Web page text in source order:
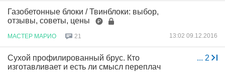
Газобетонные блоки / Твинблоки: выбор,
отзывы, советы, цены
МАСТЕР МАРИО 21 13:02 09.12.2016
... 2
Сухой профилированный брус. Кто
изготавливает и есть ли смысл переплач